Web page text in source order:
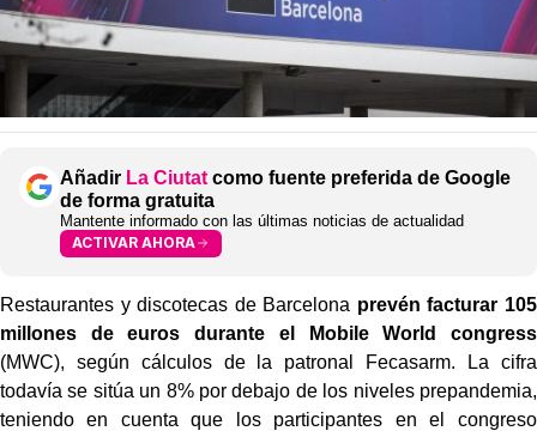
Añadir La Ciutat como fuente preferida de Google
de forma gratuita
Mantente informado con las últimas noticias de actualidad
ACTIVAR AHORA
Restaurantes y discotecas de Barcelona prevén facturar 105
millones de euros durante el Mobile World congress
(MWC), según cálculos de la patronal Fecasarm. La cifra
todavía se sitúa un 8% por debajo de los niveles prepandemia,
teniendo en cuenta que los participantes en el congreso